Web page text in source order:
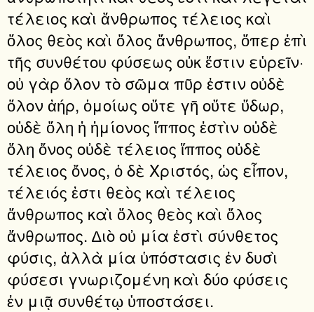
τέλειος καὶ ἄνθρωπος τέλειος καὶ
ὅλος θεὸς καὶ ὅλος ἄνθρωπος, ὅπερ ἐπὶ
τῆς συνθέτου φύσεως οὐκ ἔστιν εὑρεῖν·
οὐ γὰρ ὅλον τὸ σῶμα πῦρ ἐστιν οὐδὲ
ὅλον ἀήρ, ὁμοίως οὔτε γῆ οὔτε ὕδωρ,
οὐδὲ ὅλη ἡ ἡμίονος ἵππος ἐστὶν οὐδὲ
ὅλη ὄνος οὐδὲ τέλειος ἵππος οὐδὲ
τέλειος ὄνος, ὁ δὲ Χριστός, ὡς εἶπον,
τέλειός ἐστι θεὸς καὶ τέλειος
ἄνθρωπος καὶ ὅλος θεὸς καὶ ὅλος
ἄνθρωπος. ∆ιὸ οὐ μία ἐστὶ σύνθετος
φύσις, ἀλλὰ μία ὑπόστασις ἐν δυσὶ
φύσεσι γνωριζομένη καὶ δύο φύσεις
ἐν μιᾷ συνθέτῳ ὑποστάσει.